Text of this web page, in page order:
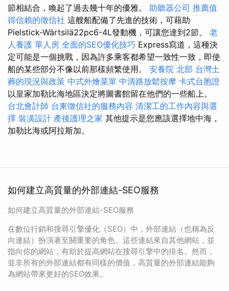
節相結合，喚起了過去幾十年的優雅。 助聽器公司 推薦值
得信賴的徵信社 這艘船配備了先進的技術，可藉助
Pielstick-Wärtsilä22pc6-4L發動機，可讓您達到2節。 老
人養護 單人房 全面的SEO優化技巧 Express寫道，這種決
定可能是一個挑戰，因為許多乘客都希望一致性一致，即使
船的某些部分不像以前那樣頻繁使用。 安養院 北部 台灣土
葬的現況與政策 中式外燴菜單 中清路放鬆按摩 卡式台胞證
以皇家加勒比海地區決定將圖書館留在他們的一些船上。
台北會計師 台東徵信社的服務內容 清潔工的工作內容與選
擇 裝潢設計 產後護理之家 其他提示是您應該選擇地中海，
加勒比海或阿拉斯加。
如何建立高質量的外部連結-SEO服務
如何建立高質量的外部連結-SEO服務
在數位行銷和搜尋引擎優化（SEO）中，外部連結（也稱為反
向連結）扮演著至關重要的角色。這些連結來自其他網站，並
指向你的網站，有助於提高網站在搜尋引擎中的排名。然而，
並非所有的外部連結都有同樣的價值，高質量的外部連結能夠
為網站帶來更好的SEO效果。